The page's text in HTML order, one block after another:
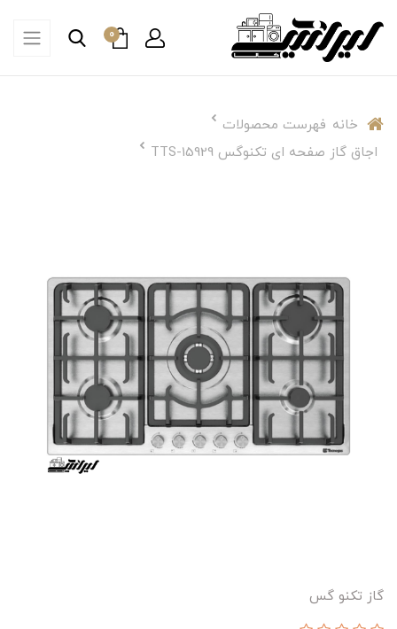
0
خانه فهرست محصولات
اجاق گاز صفحه ای تکنوگس TTS-15929
گاز تکنو گس